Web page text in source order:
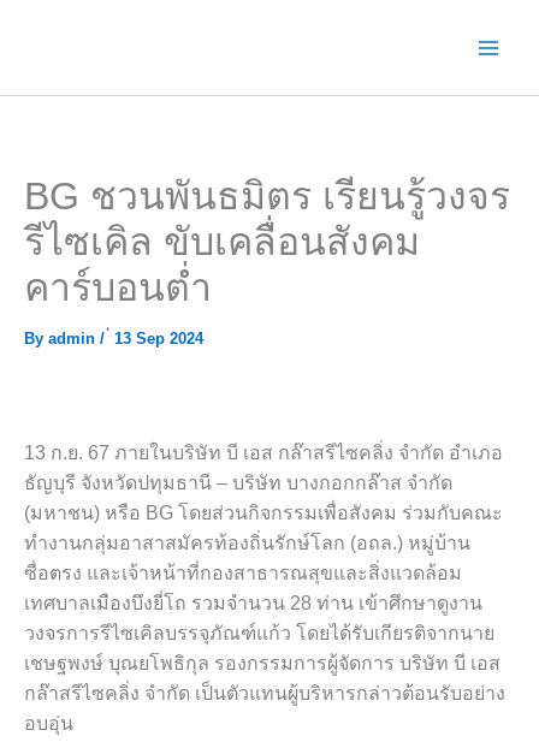
BG ชวนพันธมิตร เรียนรู้วงจร
รีไซเคิล ขับเคลื่อนสังคม
คาร์บอนต่ำ
By admin / ่ 13 Sep 2024
13 ก.ย. 67 ภายในบริษัท บี เอส กล๊าสรีไซคลิ่ง จำกัด อำเภอ
ธัญบุรี จังหวัดปทุมธานี – บริษัท บางกอกกล๊าส จำกัด
(มหาชน) หรือ BG โดยส่วนกิจกรรมเพื่อสังคม ร่วมกับคณะ
ทำงานกลุ่มอาสาสมัครท้องถิ่นรักษ์โลก (อถล.) หมู่บ้าน
ซื่อตรง และเจ้าหน้าที่กองสาธารณสุขและสิ่งแวดล้อม
เทศบาลเมืองบึงยี่โถ รวมจำนวน 28 ท่าน เข้าศึกษาดูงาน
วงจรการรีไซเคิลบรรจุภัณฑ์แก้ว โดยได้รับเกียรติจากนาย
เชษฐพงษ์ บุณยโพธิกุล รองกรรมการผู้จัดการ บริษัท บี เอส
กล๊าสรีไซคลิ่ง จํากัด เป็นตัวแทนผู้บริหารกล่าวต้อนรับอย่าง
อบอุ่น